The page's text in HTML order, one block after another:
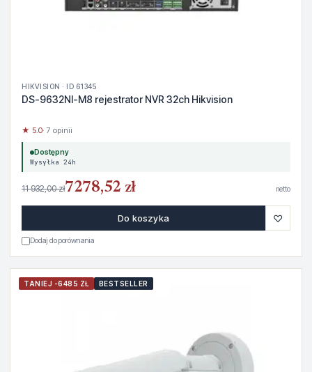
HIKVISION · ID 61345
DS-9632NI-M8 rejestrator NVR 32ch Hikvision
★ 5.0· 7 opinii
Dostępny
Wysyłka 24h
11 932,00 zł7278,52 zł netto
Do koszyka ♡
Dodaj do porównania
TANIEJ -6485 ZŁ BESTSELLER